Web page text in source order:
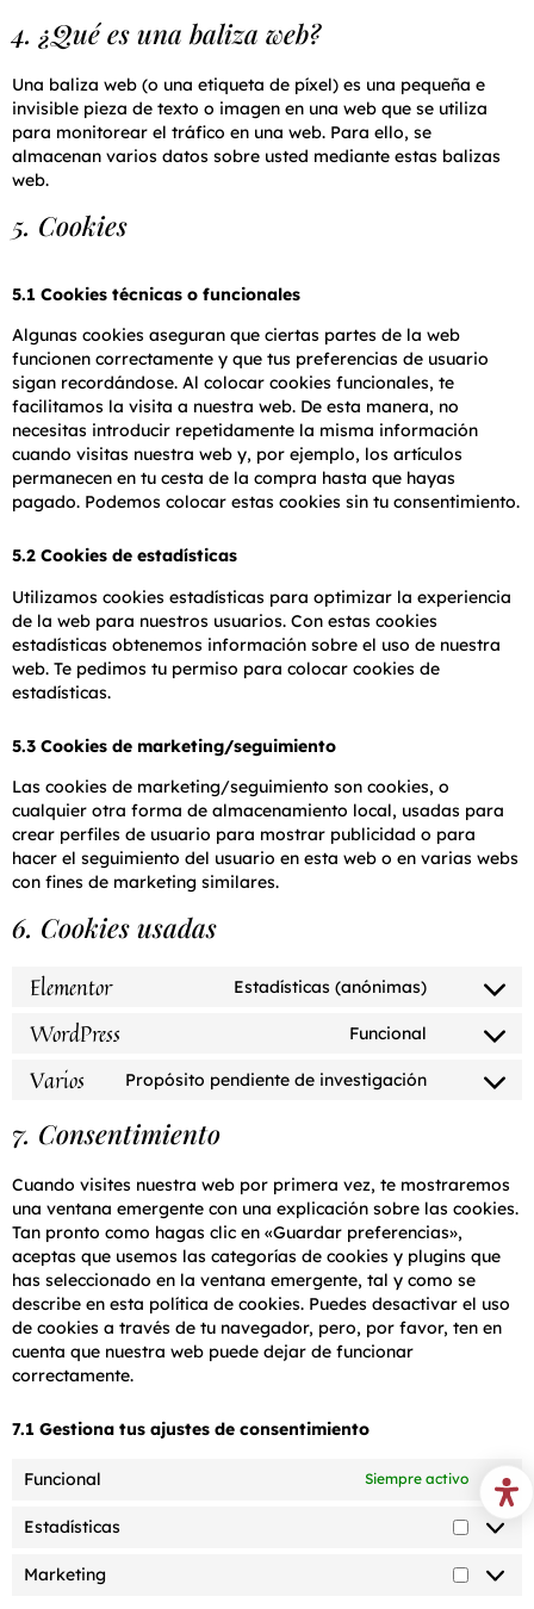
4. ¿Qué es una baliza web?
Una baliza web (o una etiqueta de píxel) es una pequeña e
invisible pieza de texto o imagen en una web que se utiliza
para monitorear el tráfico en una web. Para ello, se
almacenan varios datos sobre usted mediante estas balizas
web.
5. Cookies
5.1 Cookies técnicas o funcionales
Algunas cookies aseguran que ciertas partes de la web
funcionen correctamente y que tus preferencias de usuario
sigan recordándose. Al colocar cookies funcionales, te
facilitamos la visita a nuestra web. De esta manera, no
necesitas introducir repetidamente la misma información
cuando visitas nuestra web y, por ejemplo, los artículos
permanecen en tu cesta de la compra hasta que hayas
pagado. Podemos colocar estas cookies sin tu consentimiento.
5.2 Cookies de estadísticas
Utilizamos cookies estadísticas para optimizar la experiencia
de la web para nuestros usuarios. Con estas cookies
estadísticas obtenemos información sobre el uso de nuestra
web. Te pedimos tu permiso para colocar cookies de
estadísticas.
5.3 Cookies de marketing/seguimiento
Las cookies de marketing/seguimiento son cookies, o
cualquier otra forma de almacenamiento local, usadas para
crear perfiles de usuario para mostrar publicidad o para
hacer el seguimiento del usuario en esta web o en varias webs
con fines de marketing similares.
6. Cookies usadas
Elementor Estadísticas (anónimas)
WordPress Funcional
Varios Propósito pendiente de investigación
7. Consentimiento
Cuando visites nuestra web por primera vez, te mostraremos
una ventana emergente con una explicación sobre las cookies.
Tan pronto como hagas clic en «Guardar preferencias»,
aceptas que usemos las categorías de cookies y plugins que
has seleccionado en la ventana emergente, tal y como se
describe en esta política de cookies. Puedes desactivar el uso
de cookies a través de tu navegador, pero, por favor, ten en
cuenta que nuestra web puede dejar de funcionar
correctamente.
7.1 Gestiona tus ajustes de consentimiento
Funcional Siempre activo
Estadísticas
Marketing